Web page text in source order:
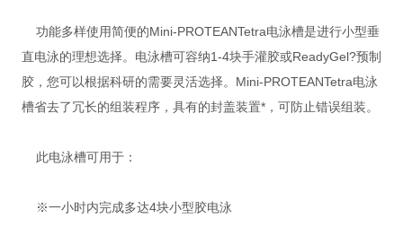
功能多样使用简便的Mini-PROTEANTetra电泳槽是进行小型垂
直电泳的理想选择。电泳槽可容纳1-4块手灌胶或ReadyGel?预制
胶，您可以根据科研的需要灵活选择。Mini-PROTEANTetra电泳
槽省去了冗长的组装程序，具有的封盖装置*，可防止错误组装。
此电泳槽可用于：
※一小时内完成多达4块小型胶电泳